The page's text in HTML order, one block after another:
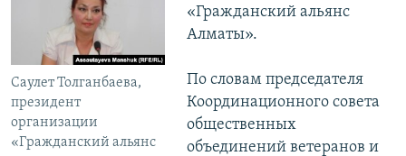
Саулет Толганбаева,
президент
организации
«Гражданский альянс
«Гражданский альянс
Алматы».
По словам председателя
Координационного совета
общественных
объединений ветеранов и